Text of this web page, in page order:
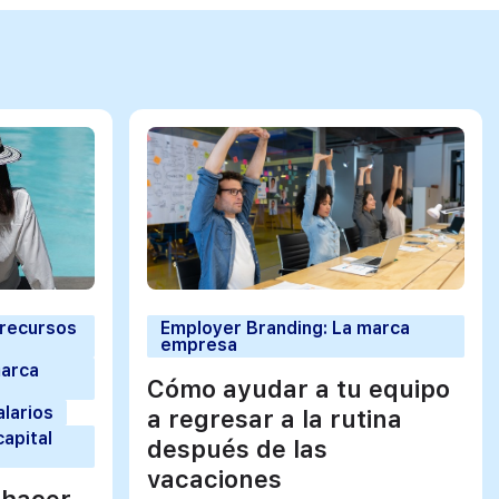
Employer Branding: La marca
empresa
Cómo ayudar a tu equipo
a regresar a la rutina
después de las
vacaciones